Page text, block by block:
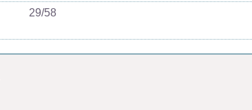
29/58